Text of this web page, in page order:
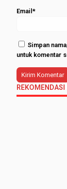
Email*
Simpan
untuk komentar